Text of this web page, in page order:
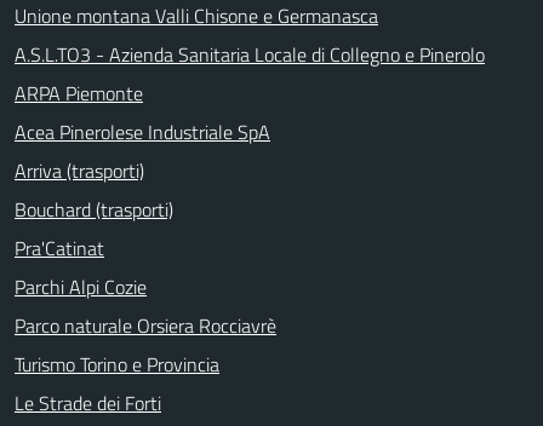
Unione montana Valli Chisone e Germanasca
A.S.L.TO3 - Azienda Sanitaria Locale di Collegno e Pinerolo
ARPA Piemonte
Acea Pinerolese Industriale SpA
Arriva (trasporti)
Bouchard (trasporti)
Pra'Catinat
Parchi Alpi Cozie
Parco naturale Orsiera Rocciavrè
Turismo Torino e Provincia
Le Strade dei Forti